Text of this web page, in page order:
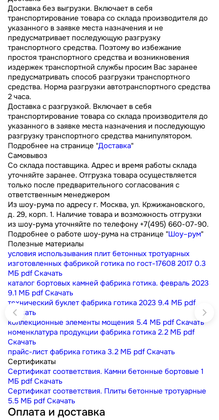
Доставка без выгрузки. Включает в себя
транспортирование товара со склада производителя до
указанного в заявке места назначения и не
предусматривает последующую разгрузку
транспортного средства. Поэтому во избежание
простоя транспортного средства и возникновения
издержек транспортной службы просим Вас заранее
предусматривать способ разгрузки транспортного
средства. Норма разгрузки автотранспортного средства
2 часа.
Доставка с разгрузкой. Включает в себя
транспортирование товара со склада производителя до
указанного в заявке места назначения и последующую
разгрузку транспортного средства манипулятором.
Подробнее на странице "Доставка"
Самовывоз
Со склада поставщика. Адрес и время работы склада
уточняйте заранее. Отгрузка товара осуществляется
только после предварительного согласования с
ответственным менеджером
Из шоу-рума по адресу г. Москва, ул. Кржижановского,
д. 29, корп. 1. Наличие товара и возможность отгрузки
из шоу-рума уточняйте по телефону +7(495) 660-07-90.
Подробнее о работе шоу-рума на странице "Шоу–рум"
Полезные материалы
условия использывания плит бетонных тротуарных
изготовленных фабрикой готика по гост-17608 2017 0.3
МБ pdf Скачать
каталог бортовых камней фабрика готика. февраль 2023
9.1 МБ pdf Скачать
технический буклет фабрика готика 2023 9.4 МБ pdf
Скачать
коллекционные элементы мощения 5.4 МБ pdf Скачать
номенклатура продукции фабрика готика 2.2 МБ pdf
Скачать
прайс-лист фабрика готика 3.2 МБ pdf Скачать
Сертификаты
Сертификат соответствия. Камни бетонные бортовые 1
МБ pdf Скачать
Сертификат соответствия. Плиты бетонные тротуарные
5.5 МБ pdf Скачать
Оплата и доставка